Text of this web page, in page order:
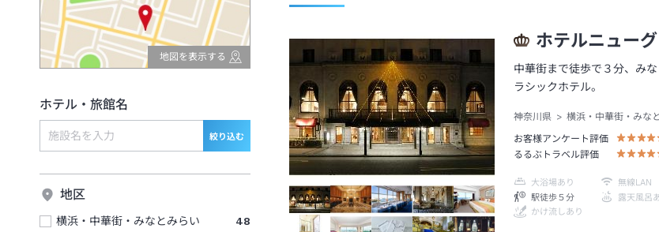
地図を表示する
ホテル・旅館名
絞り込む
地区
横浜・中華街・みなとみらい
48
ホテルニュー
中華街まで徒歩で３分、み
ラシックホテル。
神奈川県
横浜・中華街・みな
お客様アンケート評価
るるぶトラベル評価
大浴場あり 無線LAN
駅徒歩５分
露天風呂
かけ流しあり